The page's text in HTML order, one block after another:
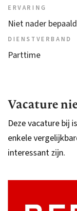
ERVARING
Niet nader bepaald
DIENSTVERBAND
Parttime
Vacature
Deze vacature bij
enkele
interessant zijn.